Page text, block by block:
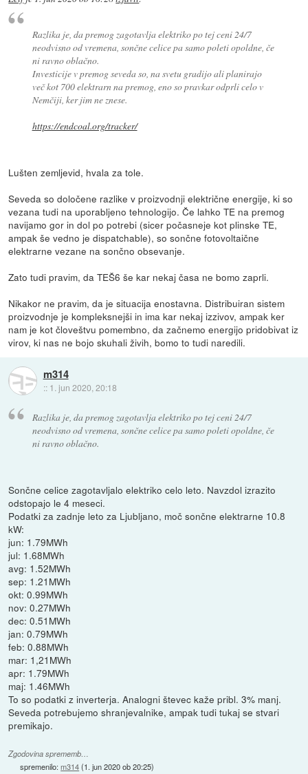
Razlika je, da premog zagotavlja elektriko po tej ceni 24/7
neodvisno od vremena, sončne celice pa samo poleti opoldne, če
ni ravno oblačno.
Investicije v premog seveda so, na svetu gradijo ali planirajo
več kot 700 elektrarn na premog, eno so pravkar odprli celo v
Nemčiji, ker jim ne znese.
https://endcoal.org/tracker/
Lušten zemljevid, hvala za tole.
Seveda so določene razlike v proizvodnji električne energije, ki so
vezana tudi na uporabljeno tehnologijo. Če lahko TE na premog
navijamo gor in dol po potrebi (sicer počasneje kot plinske TE,
ampak še vedno je dispatchable), so sončne fotovoltaične
elektrarne vezane na sončno obsevanje.
Zato tudi pravim, da TEŠ6 še kar nekaj časa ne bomo zaprli.
Nikakor ne pravim, da je situacija enostavna. Distribuiran sistem
proizvodnje je kompleksnejši in ima kar nekaj izzivov, ampak ker
nam je kot človeštvu pomembno, da začnemo energijo pridobivat iz
virov, ki nas ne bojo skuhali živih, bomo to tudi naredili.
m314
:: 1. jun 2020, 20:18
Razlika je, da premog zagotavlja elektriko po tej ceni 24/7
neodvisno od vremena, sončne celice pa samo poleti opoldne, če
ni ravno oblačno.
Sončne celice zagotavljalo elektriko celo leto. Navzdol izrazito
odstopajo le 4 meseci.
Podatki za zadnje leto za Ljubljano, moč sončne elektrarne 10.8
kW:
jun: 1.79MWh
jul: 1.68MWh
avg: 1.52MWh
sep: 1.21MWh
okt: 0.99MWh
nov: 0.27MWh
dec: 0.51MWh
jan: 0.79MWh
feb: 0.88MWh
mar: 1,21MWh
apr: 1.79MWh
maj: 1.46MWh
To so podatki z inverterja. Analogni števec kaže pribl. 3% manj.
Seveda potrebujemo shranjevalnike, ampak tudi tukaj se stvari
premikajo.
Zgodovina sprememb…
spremenilo:m314(1. jun 2020 ob 20:25)